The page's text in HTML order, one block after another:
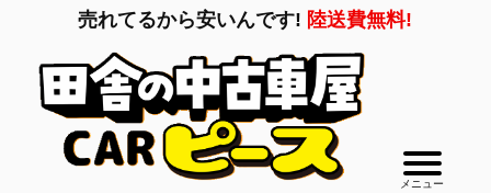
売れてるから安いんです! 陸送費無料!
メニュー